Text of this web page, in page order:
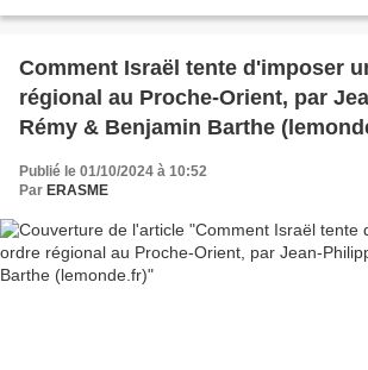
Comment Israël tente d'imposer
régional au Proche-Orient, par
Rémy & Benjamin Barthe
Publié le 01/10/2024 à 10:52
Par ERASME